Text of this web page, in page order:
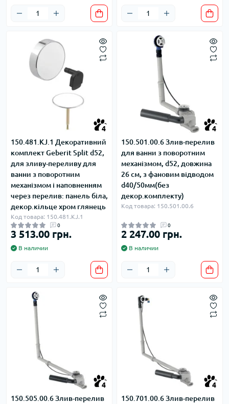
4
150.481.KJ.1 Декоративний
комплект Geberit Split d52,
для зливу-переливу для
ванни з поворотним
механізмом і наповненням
через перелив: панель біла,
декор.кільце хром глянець
Код товара: 150.481.KJ.1
0
3 513.00 грн.
В наличии
4
150.501.00.6 Злив-перелив
для ванни з поворотним
механізмом, d52, довжина
26 см, з фановим відводом
d40/50мм(без
декор.комплекту)
Код товара: 150.501.00.6
0
2 247.00 грн.
В наличии
4
150.505.00.6 Злив-перелив
4
150.701.00.6 Злив-перелив